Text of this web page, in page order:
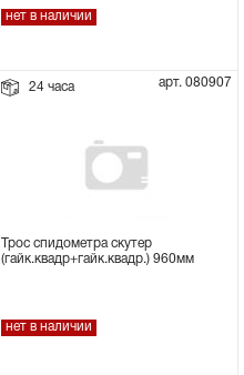
нет в наличии
24 часа арт. 080907
Трос спидометра скутер
(гайк.квадр+гайк.квадр.) 960мм
нет в наличии